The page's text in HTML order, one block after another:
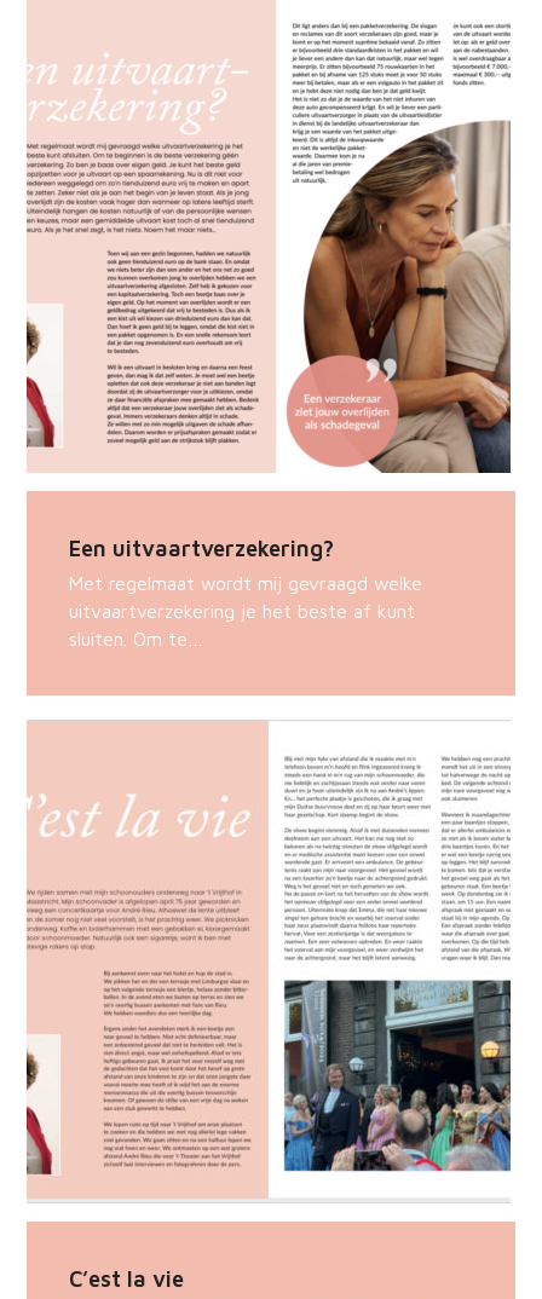
Een uitvaartverzekering?
Met regelmaat wordt mij gevraagd welke
uitvaartverzekering je het beste af kunt
sluiten. Om te…
C’est la vie